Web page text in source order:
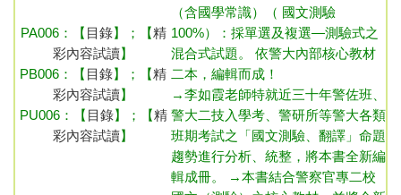
PA006： 【 目錄】；【精
彩內容試讀】
PB006：
【 目錄】；【精
彩內容試讀】
PU006：
【 目錄】；【精
彩內容試讀】
（含國學常識）
（ 國文測驗
100%）：採單選及複選—測驗式之
混合式試題 。 依警大內部核心教材
二本，編輯而成！
→李如霞老師特就近三十年警佐班、
警大二技入學考、警研所等警大各類
班期考試之「國文測驗、翻譯」命題
趨勢進行分析、統整，將本書全新編
輯成冊。
→本書結合警察官專二校